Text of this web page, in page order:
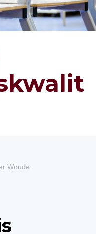
Woude